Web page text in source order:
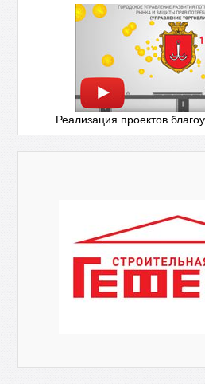
Реализация проектов